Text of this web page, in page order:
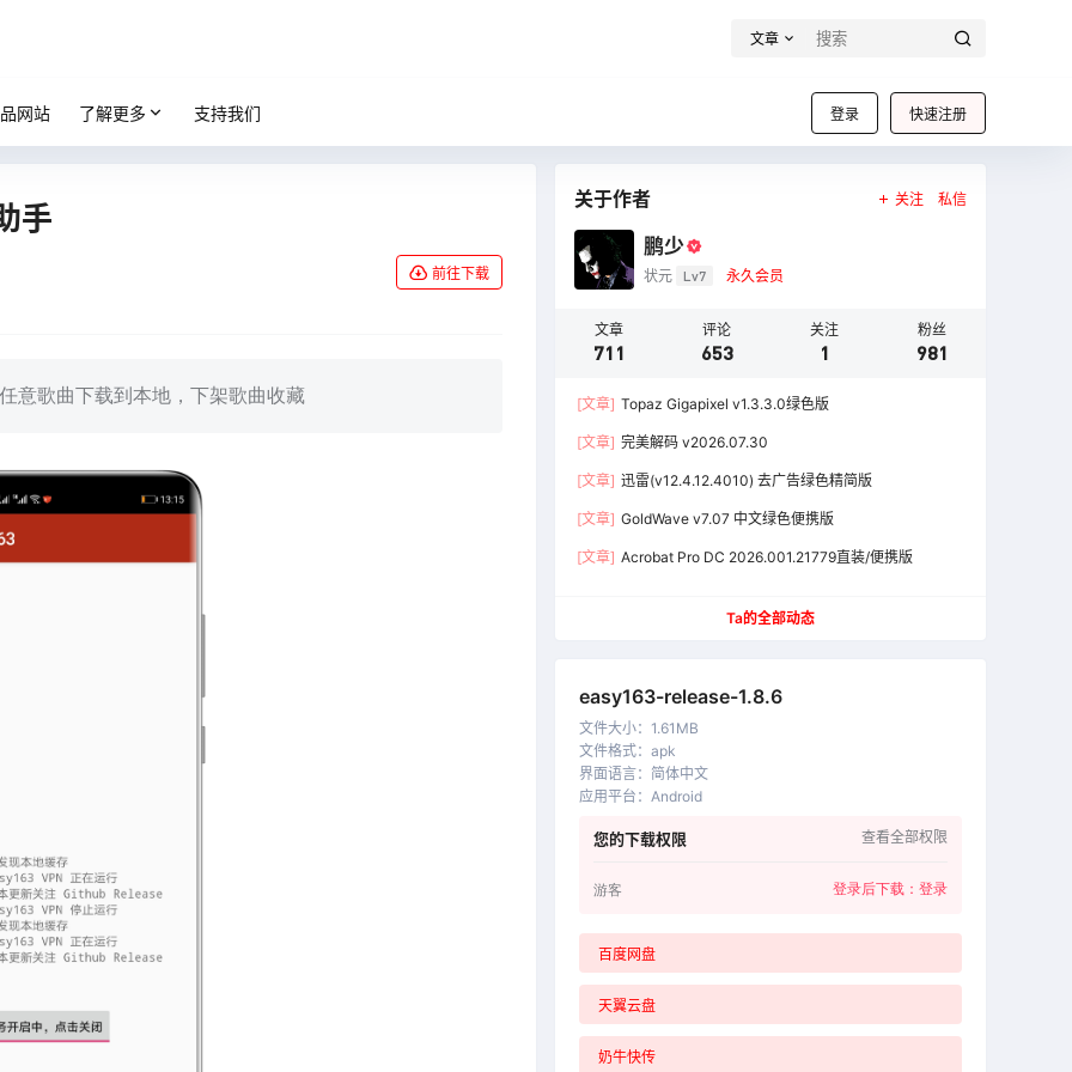
文章
登录 快速注册
网站 了解更多 支持我们
手
前往下载
意歌曲下载到本地，下架歌曲收藏
关于作者 关注 私信
鹏少
状元 Lv7 永久会员
文章
711
评论
653
关注
1
粉丝
981
[文章] Topaz Gigapixel v1.3.3.0绿色版
[文章] 完美解码 v2026.07.30
[文章] 迅雷(v12.4.12.4010) 去广告绿色精简版
[文章] GoldWave v7.07 中文绿色便携版
[文章] Acrobat Pro DC 2026.001.21779直装/便携版
Ta的全部动态
easy163-release-1.8.6
文件大小： 1.61MB
文件格式： apk
界面语言： 简体中文
应用平台 ： Android
您的下载权限 查看全部权限
游客 登录后下载： 登录
百度网盘
天翼云盘
奶牛快传